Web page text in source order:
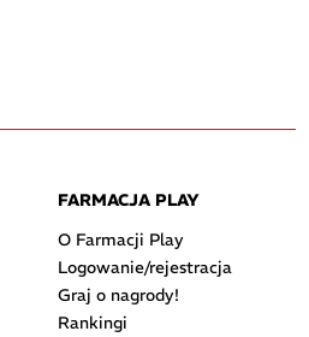
FARMACJA PLAY
O Farmacji Play
Logowanie/rejestracja
Graj o nagrody!
Rankingi